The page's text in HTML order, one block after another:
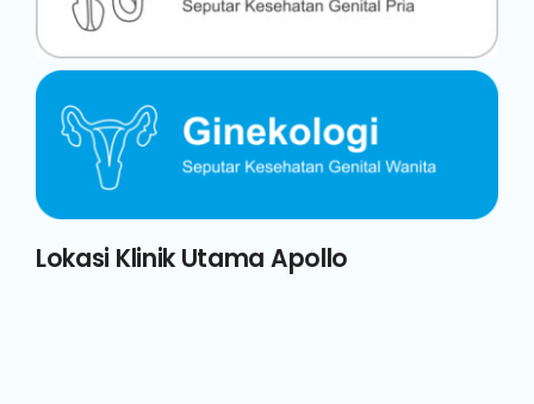
Lokasi Klinik Utama Apollo